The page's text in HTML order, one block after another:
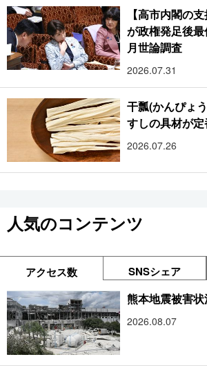
【高市内閣の
が政権発足後
月世論調査
2026.07.31
干瓢(かんぴょ
すしの具材が
2026.07.26
人気のコンテンツ
アクセス数 SNSシェア
熊本地震被害
2026.08.07